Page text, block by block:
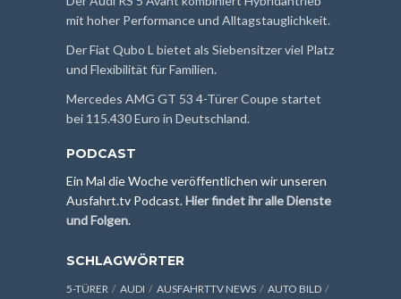
mit hoher Performance und Alltagstauglichkeit.
Der Fiat Qubo L bietet als Siebensitzer viel Platz
und Flexibilität für Familien.
Mercedes AMG GT 53 4-Türer Coupe startet
bei 115.430 Euro in Deutschland.
PODCAST
Ein Mal die Woche veröffentlichen wir unseren
Ausfahrt.tv Podcast.Hier findet ihr alle Dienste
und Folgen.
SCHLAGWÖRTER
5-TÜRER AUDI AUSFAHRTTV NEWS
AUTO BILD